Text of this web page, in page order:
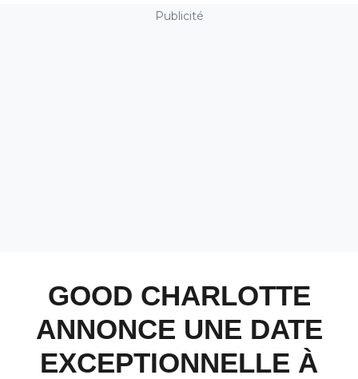
Publicité
GOOD CHARLOTTE
ANNONCE UNE DATE
EXCEPTIONNELLE À